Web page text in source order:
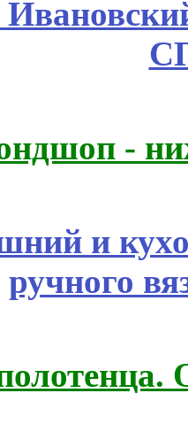
-
и
ручного